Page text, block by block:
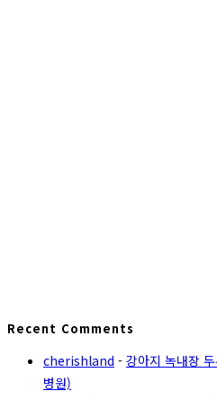
Recent Comments
cherishland - 강아지 녹내장
병원)